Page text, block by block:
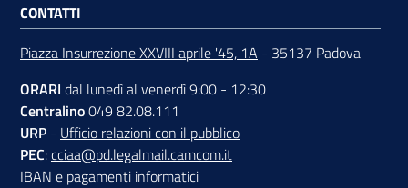
CONTATTI
Piazza Insurrezione XXVIII aprile '45, 1A - 35137 Padova
ORARI dal lunedì al venerdì 9:00 - 12:30
Centralino049 82.08.111
URP - Ufficio relazioni con il pubblico
PEC:cciaa@pd.legalmail.camcom.it
IBAN e pagamenti informatici